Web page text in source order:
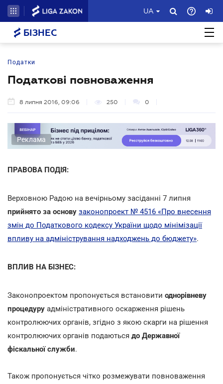
UA
БІЗНЕС
Податки
Податкові повноваження
8 липня 2016, 09:06 250 0
Реклама
ПРАВОВА ПОДІЯ:
Верховною Радою на вечірньому засіданні 7 липня
прийнято за основу законопроект № 4516 «Про внесення
змін до Податкового кодексу України щодо мінімізації
впливу на адміністрування надходжень до бюджету».
ВПЛИВ НА БІЗНЕС:
Законопроектом пропонується встановити однорівневу
процедуру адміністративного оскарження рішень
контролюючих органів, згідно з якою скарги на рішення
контролюючих органів подаються до Державної
фіскальної служби.
Також пропонується чітко розмежувати повноваження